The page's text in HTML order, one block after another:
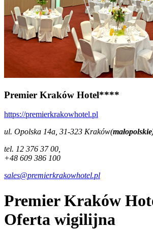
Premier Kraków Hotel****
https://premierkrakowhotel.pl
ul. Opolska 14a, 31-323 Kraków(
tel. 12 376 37 00,
+48 609 386 100
sales@premierkrakowhotel.pl
Premier Kraków
Oferta wigilijna